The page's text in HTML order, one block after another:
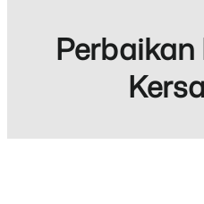
Perbaikan